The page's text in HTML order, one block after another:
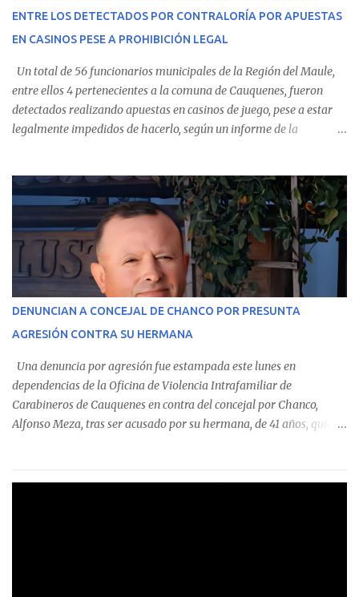
conoció la gravedad de su condición, sus padres —residentes en
Villarrica— se trasladaron a Cauquenes con la esperanza de una
evolución favorable. No obstante, alrededo...
ENTRE LOS DETECTADOS POR CONTRALORÍA POR APUESTAS
EN CASINOS PESE A PROHIBICIÓN LEGAL
Un total de 56 funcionarios municipales de la Región del Maule,
entre ellos 4 pertenecientes a la comuna de Cauquenes, fueron
detectados realizando apuestas en casinos de juego, pese a estar
legalmente impedidos de hacerlo, según un informe de la
estableció que estos funcionarios —quienes administran o
custodian fondos públicos— efectuaron transacciones por un
monto total de $116.075.918 entre enero de 2024 y junio de 2025.
En el detalle regional, se indica que en la comuna de Cauquenes se
identificó a cuatro funcionarios involucrados en este tipo de
operaciones. Asimismo, se precisa que uno de los casos
corresponde a un funcionario de la Municipalidad de Chanco,
detectaron incumplimientos a la normativa vigente. El informe
precisa que la mayor cantidad de dinero apostado se registró en
Talca, donde...
DENUNCIAN A CONCEJAL DE CHANCO POR PRESUNTA
AGRESIÓN CONTRA SU HERMANA
Una denuncia por agresión fue estampada este lunes en
dependencias de la Oficina de Violencia Intrafamiliar de
Carabineros de Cauquenes en contra del concejal por Chanco,
Alfonso Meza, tras ser acusado por su hermana, de 41 años, quien
relató que los hechos ocurrieron cerca de las 11:30 horas en el